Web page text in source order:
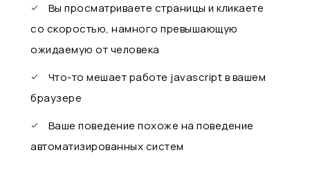
Вы просматриваете страницы и кликаете
со скоростью, намного превышающую
ожидаемую от человека
Что-то мешает работе javascript в вашем
браузере
Ваше поведение похоже на поведение
автоматизированных систем